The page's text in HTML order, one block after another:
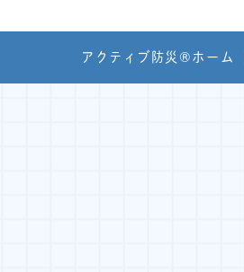
アクティブ防災®ホーム